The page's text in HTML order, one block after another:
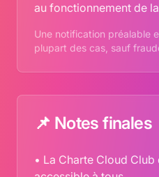
au fonctionnement de
Une notification préalable
plupart des cas, sauf
📌 Notes finales
• La Charte Cloud